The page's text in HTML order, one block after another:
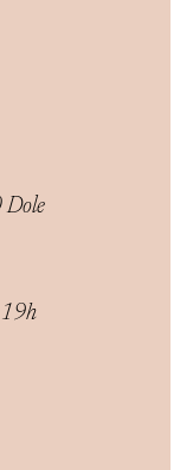
Dole